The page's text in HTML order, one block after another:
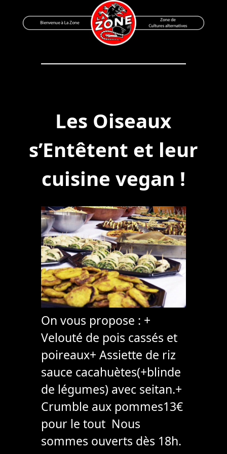
to
Bienvenue à La Zone
Zone de Cultures Alternatives
Les Oiseaux
s’Entêtent et leur
cuisine vegan !
On vous propose : +
Velouté de pois cassés et
poireaux+ Assiette de riz
sauce cacahuètes(+blinde
de légumes) avec seitan.+
Crumble aux pommes13€
pour le tout Nous
sommes ouverts dès 18h.